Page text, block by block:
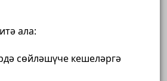
ала:
сөйләшүче кешеләргә